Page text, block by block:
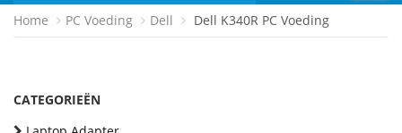
Home PC Voeding Dell Dell K340R PC Voeding
CATEGORIEËN